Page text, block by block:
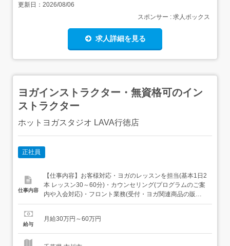
更新日： 2026/08/06
スポンサー : 求人ボックス
求人詳細を見る
ヨガインストラクター・無資格可のイン
ストラクター
ホットヨガスタジオ LAVA行徳店
正社員
仕事内容
【仕事内容】お客様対応・ヨガのレッスンを担当(基本1日2
本 レッスン30～60分)・カウンセリング(プログラムのご案
内や入会対応)・フロント業務(受付・ヨガ関連商品の販売)
スタジオ運営・管理業務(レッスン準備・清掃・スケジュー
囲:会社の定める範囲転勤の有無:全国社員のため、転勤を伴
給与
月給30万円～60万円